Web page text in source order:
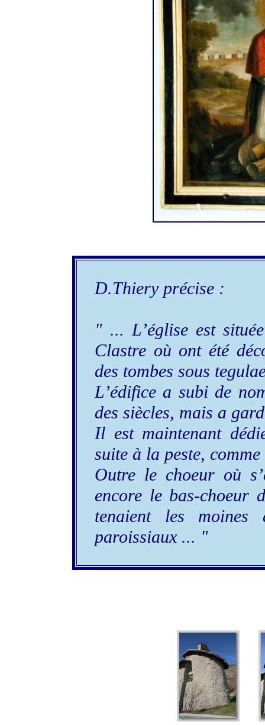
D.Thiery précise :
" ... L’église est
Clastre où ont été
des tombes sous
L’édifice a subi de
des siècles, mais a
Il est maintenant
suite à la peste,
Outre le choeur où
encore le bas-choeur
tenaient les
paroissiaux ... "